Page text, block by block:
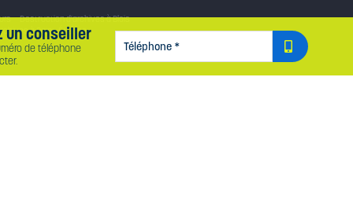
un conseiller
de téléphone
TÉLÉPHONE*
Destruction d'archives à Blois
à Saint-Étienne